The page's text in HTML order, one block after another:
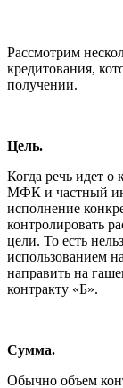
Рассмотрим
кредитования,
получении.
Цель.
Когда речь идет о
МФК и частный
исполнение
контролировать
цели. То есть
использованием
направить на
контракту «Б».
Сумма.
Обычно объем